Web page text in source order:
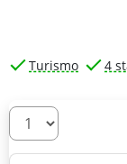
Turismo 4
Quantità